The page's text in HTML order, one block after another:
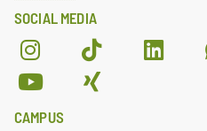
SOCIAL MEDIA
CAMPUS